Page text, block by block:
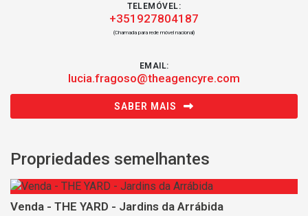
TELEMÓVEL:
+351927804187
(Chamada para rede móvel nacional)
EMAIL:
lucia.fragoso@theagencyre.com
SABER MAIS
Propriedades semelhantes
Venda - THE YARD - Jardins da Arrábida